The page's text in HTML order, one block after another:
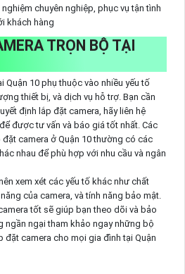
chuyên nghiệp, phục vụ tận tình
khách hàng
TRỌN BỘ TẠI
Quận 10 phụ thuộc vào nhiều yếu tố
thiết bị, và dịch vụ hỗ trợ. Bạn cần
định lắp đặt camera, hãy liên hệ
được tư vấn và báo giá tốt nhất. Các
camera ở Quận 10 thường có các
nhau để phù hợp với nhu cầu và ngân
xem xét các yếu tố khác như chất
của camera, và tính năng bảo mật.
tốt sẽ giúp bạn theo dõi và bảo
ngần ngại tham khảo ngay những bộ
camera cho mọi gia đình tại Quận